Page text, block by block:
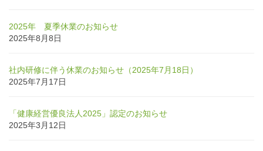
2025年 夏季休業のお知らせ
2025年8月8日
社内研修に伴う休業のお知らせ（2025年7月18日）
2025年7月17日
「健康経営優良法人2025」認定のお知らせ
2025年3月12日